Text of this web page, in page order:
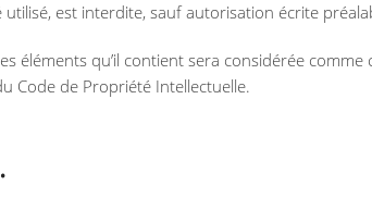
est interdite, sauf autorisation écrite
éléments qu’il contient sera considérée
Code de Propriété Intellectuelle.